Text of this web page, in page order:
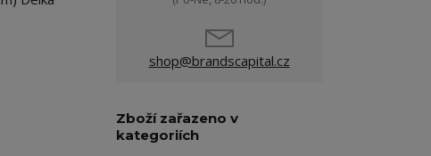
shop@brandscapital.cz
Zboží zařazeno v
kategoriích